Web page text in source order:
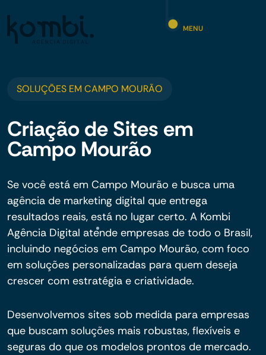
MENU
SOLUÇÕES EM CAMPO MOURÃO
Criação de Sites em
Campo Mourão
Se você está em Campo Mourão e busca uma
agência de marketing digital que entrega
resultados reais, está no lugar certo. A Kombi
Agência Digital atende empresas de todo o Brasil,
incluindo negócios em Campo Mourão, com foco
em soluções personalizadas para quem deseja
crescer com estratégia e criatividade.
Desenvolvemos sites sob medida para empresas
que buscam soluções mais robustas, flexíveis e
seguras do que os modelos prontos de mercado.